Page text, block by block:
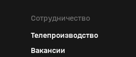
Сотрудничество
Телепроизводство
Вакансии